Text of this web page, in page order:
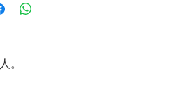
。